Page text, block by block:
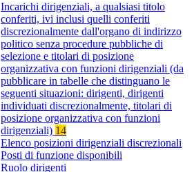
Incarichi dirigenziali, a qualsiasi titolo
conferiti, ivi inclusi quelli conferiti
discrezionalmente dall'organo di indirizzo
politico senza procedure pubbliche di
selezione e titolari di posizione
organizzativa con funzioni dirigenziali (da
pubblicare in tabelle che distinguano le
seguenti situazioni: dirigenti, dirigenti
individuati discrezionalmente, titolari di
posizione organizzativa con funzioni
dirigenziali) 14
Elenco posizioni dirigenziali discrezionali
Posti di funzione disponibili
Ruolo dirigenti